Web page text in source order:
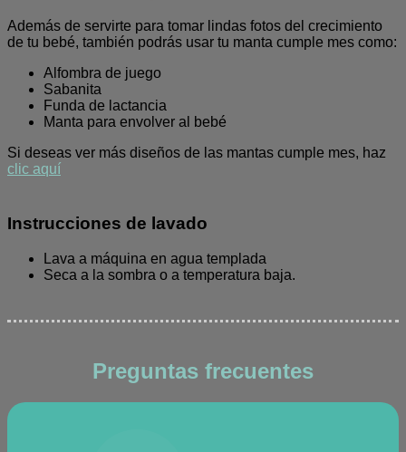
Además de servirte para tomar lindas fotos del crecimiento
de tu bebé, también podrás usar tu manta cumple mes como:
Alfombra de juego
Sabanita
Funda de lactancia
Manta para envolver al bebé
Si deseas ver más diseños de las mantas cumple mes, haz
clic aquí
Instrucciones de lavado
Lava a máquina en agua templada
Seca a la sombra o a temperatura baja.
Preguntas frecuentes